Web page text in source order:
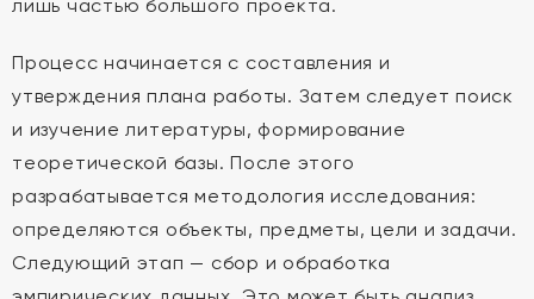
лишь частью большого проекта.
Процесс начинается с составления и
утверждения плана работы. Затем следует поиск
и изучение литературы, формирование
теоретической базы. После этого
разрабатывается методология исследования:
определяются объекты, предметы, цели и задачи.
Следующий этап — сбор и обработка